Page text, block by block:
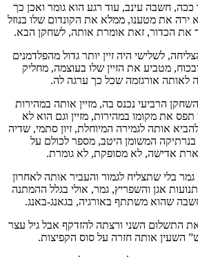
חשבה עינב, עוד רגע הוא גומר ואכן כך
ירה את מטענו, ממלא את הקונדום שלו בנוזל
את הכדור, זאת אומרת אותה, לשחקן הבא.
לשלישי היה זיין יותר גדול מהפלדמנים
מטביע את הזיין שלו בעוצמה, מחליק
לאותה אורגזמה שכל כך ערגה לה.
הרביעי נכנס בה, מזיין אותה במהירות
את מקומו במהירות, מזיין וגם הוא לא
אותה לגמירה המיוחלת, זיון סתמי, שדיה
המשומן היטב, מספר לכולם על
אדישה, לא מסופקת, לא גומרת.
בלי שתצליח לגמור והעביר אותה לאחרון
אגן והשפריץ, גמר, אולי בגלל ההמתנה
שהוא משתתף באורגיה, בגאנג-באנג.
התשלום השני ורצתה להזדקף אבל גיל עצר
השעין אותה חזרה על סוס הקפיצות.